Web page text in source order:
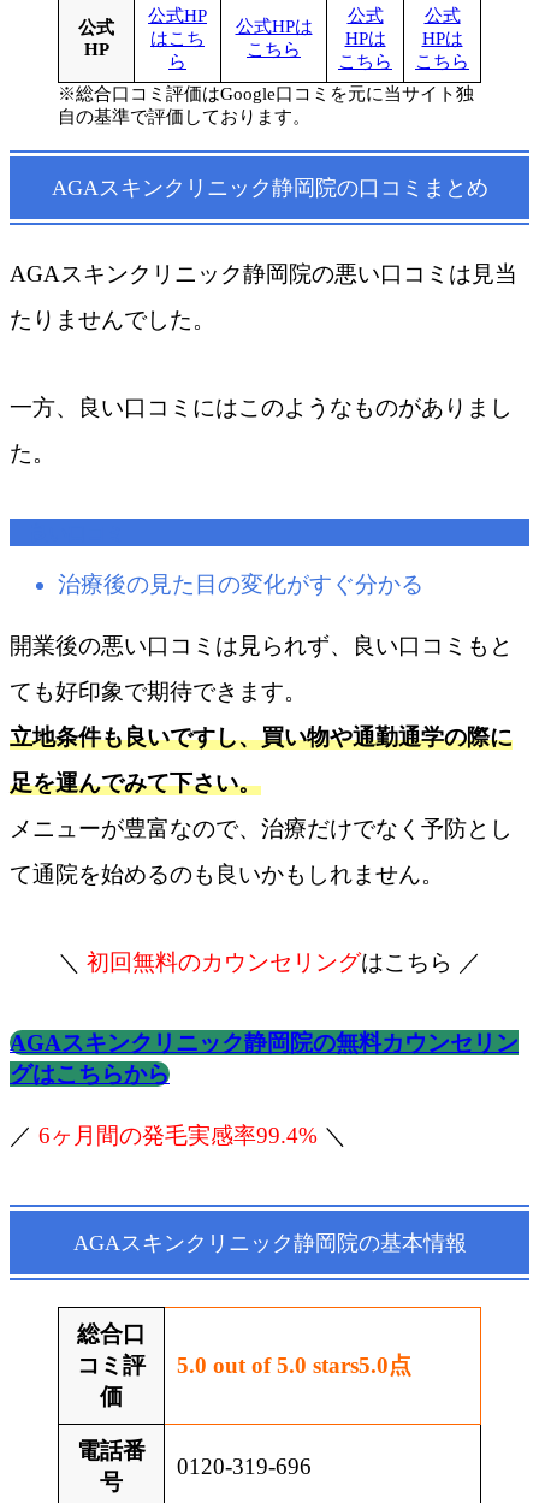
公式
HP
公式HP
はこち
ら
公式HPは
こちら
公式
HPは
こちら
公式
HPは
こちら
※総合口コミ評価はGoogle口コミを元に当サイト独
自の基準で評価しております。
AGAスキンクリニック静岡院の口コミまとめ
AGAスキンクリニック静岡院の悪い口コミは見当
たりませんでした。
一方、良い口コミにはこのようなものがありまし
た。
治療後の見た目の変化がすぐ分かる
開業後の悪い口コミは見られず、良い口コミもと
ても好印象で期待できます。
立地条件も良いですし、買い物や通勤通学の際に
足を運んでみて下さい。
メニューが豊富なので、治療だけでなく予防とし
て通院を始めるのも良いかもしれません。
＼ 初回無料のカウンセリングはこちら ／
AGAスキンクリニック静岡院の無料カウンセリン
グはこちらから
／ 6ヶ月間の発毛実感率99.4% ＼
AGAスキンクリニック静岡院の基本情報
総合口
コミ評
価
5.0 out of 5.0 stars5.0点
電話番
号
0120-319-696